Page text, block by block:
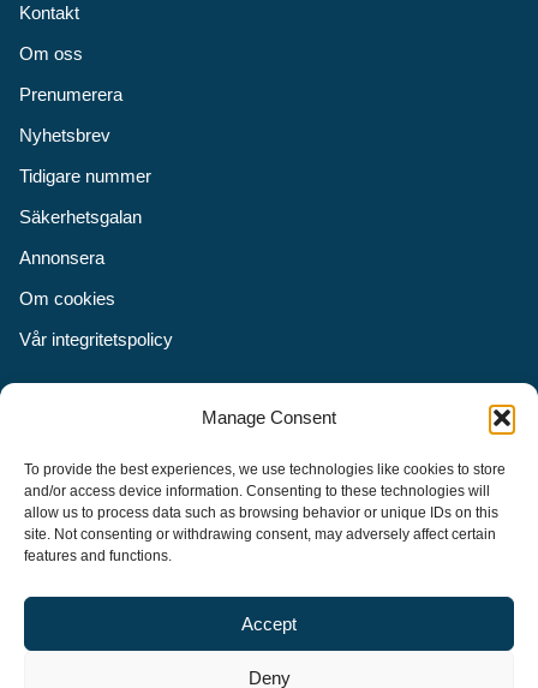
Manage Consent
To provide the best experiences, we use technologies like cookies to store
and/or access device information. Consenting to these technologies will
allow us to process data such as browsing behavior or unique IDs on this
site. Not consenting or withdrawing consent, may adversely affect certain
features and functions.
Accept
Deny
Kontakt
Om oss
Prenumerera
Nyhetsbrev
Tidigare nummer
Säkerhetsgalan
Annonsera
Om cookies
Vår integritetspolicy
Instagram
LinkedIn
Säkerhet år 2003 för att stimulera, utveckla och informera om